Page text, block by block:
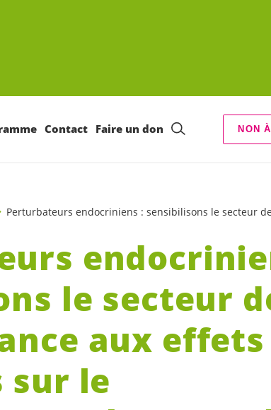
Contact Faire un don NON
Perturbateurs endocriniens : sensibilisons le secteur
le secteur
aux effets
sur le